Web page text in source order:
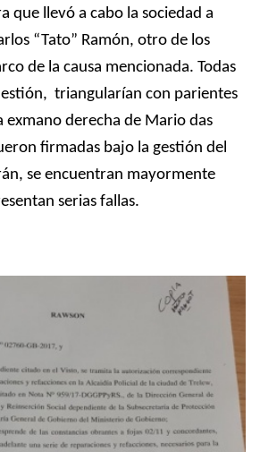
que llevó a cabo la sociedad a
“Tato” Ramón, otro de los
de la causa mencionada. Todas
triangularían con parientes
exmano derecha de Mario das
firmadas bajo la gestión del
se encuentran mayormente
serias fallas.